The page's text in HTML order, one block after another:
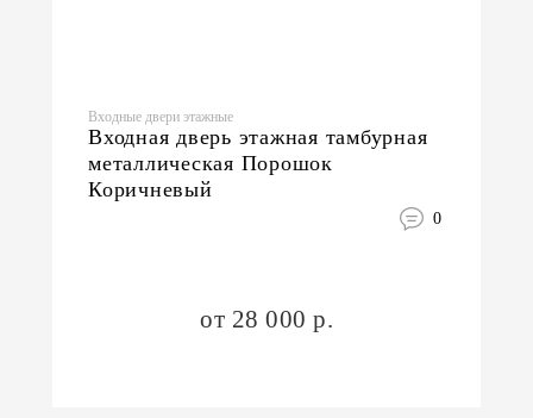
Входные двери этажные
Входная дверь этажная тамбурная
металлическая Порошок
Коричневый
0
от 28 000 р.